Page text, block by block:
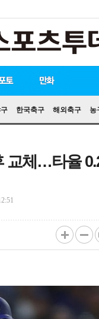
한국축구 해외축구 농
교체…타율